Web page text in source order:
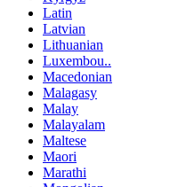
Latin
Latvian
Lithuanian
Luxembou..
Macedonian
Malagasy
Malay
Malayalam
Maltese
Maori
Marathi